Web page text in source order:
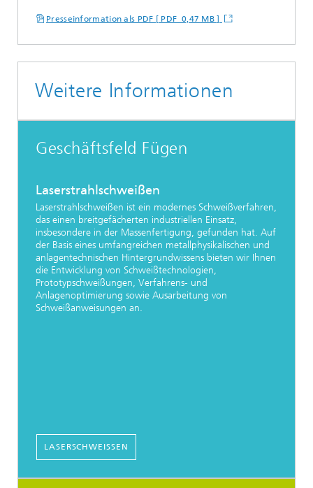
Presseinformation als PDF [ PDF 0,47 MB ]
Weitere Informationen
Geschäftsfeld Fügen
Laserstrahlschweißen
Laserstrahlschweißen ist ein modernes Schweißverfahren,
das einen breitgefächerten industriellen Einsatz,
insbesondere in der Massenfertigung, gefunden hat. Auf
der Basis eines umfangreichen metallphysikalischen und
anlagentechnischen Hintergrundwissens bieten wir Ihnen
die Entwicklung von Schweißtechnologien,
Prototypschweißungen, Verfahrens- und
Anlagenoptimierung sowie Ausarbeitung von
Schweißanweisungen an.
LASERSCHWEISSEN